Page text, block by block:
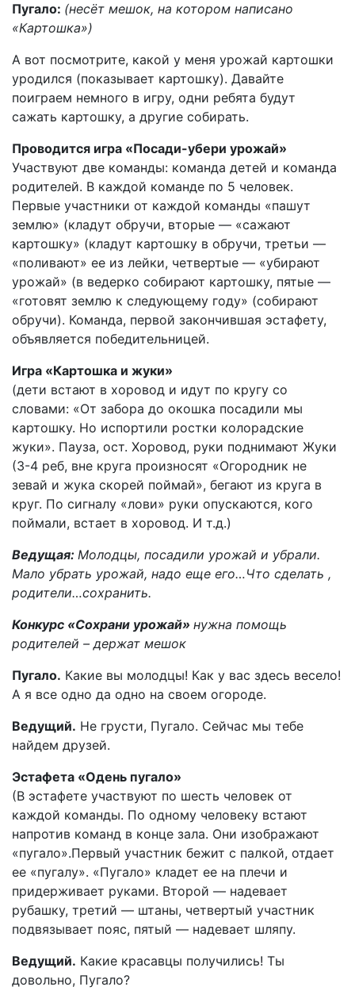
Пугало: (несёт мешок, на котором написано
«Картошка»)
А вот посмотрите, какой у меня урожай картошки
уродился (показывает картошку). Давайте
поиграем немного в игру, одни ребята будут
сажать картошку, а другие собирать.
Проводится игра «Посади-убери урожай»
Участвуют две команды: команда детей и команда
родителей. В каждой команде по 5 человек.
Первые участники от каждой команды «пашут
землю» (кладут обручи, вторые — «сажают
картошку» (кладут картошку в обручи, третьи —
«поливают» ее из лейки, четвертые — «убирают
урожай» (в ведерко собирают картошку, пятые —
«готовят землю к следующему году» (собирают
обручи). Команда, первой закончившая эстафету,
объявляется победительницей.
Игра «Картошка и жуки»
(дети встают в хоровод и идут по кругу со
словами: «От забора до окошка посадили мы
картошку. Но испортили ростки колорадские
жуки». Пауза, ост. Хоровод, руки поднимают Жуки
(3-4 реб, вне круга произносят «Огородник не
зевай и жука скорей поймай», бегают из круга в
круг. По сигналу «лови» руки опускаются, кого
поймали, встает в хоровод. И т.д.)
Ведущая: Молодцы, посадили урожай и убрали.
Мало убрать урожай, надо еще его…Что сделать ,
родители…сохранить.
Конкурс «Сохрани урожай» нужна помощь
родителей – держат мешок
Пугало. Какие вы молодцы! Как у вас здесь весело!
А я все одно да одно на своем огороде.
Ведущий. Не грусти, Пугало. Сейчас мы тебе
найдем друзей.
Эстафета «Одень пугало»
(В эстафете участвуют по шесть человек от
каждой команды. По одному человеку встают
напротив команд в конце зала. Они изображают
«пугало».Первый участник бежит с палкой, отдает
ее «пугалу». «Пугало» кладет ее на плечи и
придерживает руками. Второй — надевает
рубашку, третий — штаны, четвертый участник
подвязывает пояс, пятый — надевает шляпу.
Ведущий. Какие красавцы получились! Ты
довольно, Пугало?